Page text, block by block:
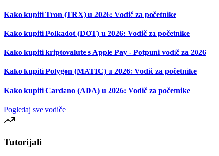
Kako kupiti Tron (TRX) u 2026: Vodič za početnike
Kako kupiti Polkadot (DOT) u 2026: Vodič za početnike
Kako kupiti kriptovalute s Apple Pay - Potpuni vodič za 2026
Kako kupiti Polygon (MATIC) u 2026: Vodič za početnike
Kako kupiti Cardano (ADA) u 2026: Vodič za početnike
Pogledaj sve vodiče
Tutorijali